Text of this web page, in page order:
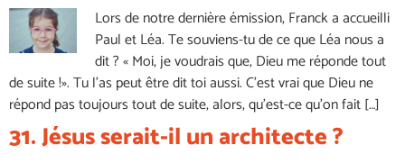
Lors de notre dernière émission, Franck a accueilli
Paul et Léa. Te souviens-tu de ce que Léa nous a
dit ? « Moi, je voudrais que, Dieu me réponde tout
de suite !». Tu l’as peut être dit toi aussi. C’est vrai que Dieu ne
répond pas toujours tout de suite, alors, qu’est-ce qu’on fait […]
31. Jésus serait-il un architecte ?